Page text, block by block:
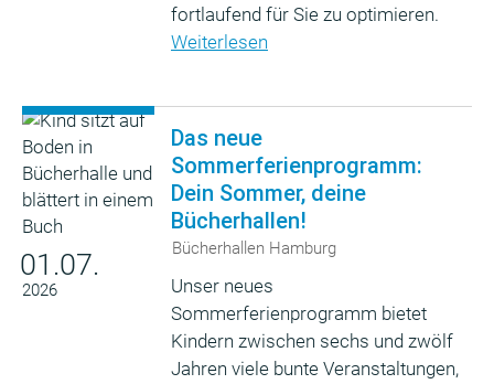
fortlaufend für Sie zu optimieren.
Weiterlesen
01.07.
2026
Das neue
Sommerferienprogramm:
Dein Sommer, deine
Bücherhallen!
Bücherhallen Hamburg
Unser neues
Sommerferienprogramm bietet
Kindern zwischen sechs und zwölf
Jahren viele bunte Veranstaltungen,